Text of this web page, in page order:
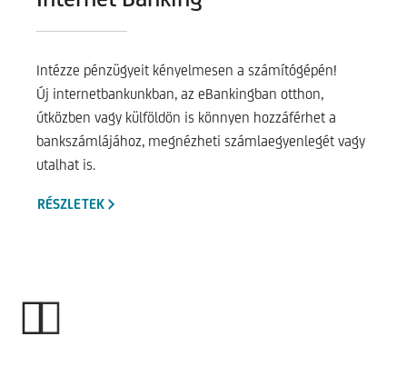
Intézze pénzügyeit kényelmesen a számítógépén!
Új internetbankunkban, az eBankingban otthon,
útközben vagy külföldön is könnyen hozzáférhet a
bankszámlájához, megnézheti számlaegyenlegét vagy
utalhat is.
RÉSZLETEK